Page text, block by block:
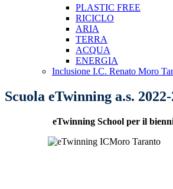
PLASTIC FREE
RICICLO
ARIA
TERRA
ACQUA
ENERGIA
Inclusione I.C. Renato Moro
Scuola eTwinning a.s.
eTwinning School per il